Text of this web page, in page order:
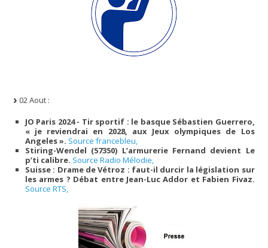
02 Aout :
JO Paris 2024 - Tir sportif : le basque Sébastien Guerrero,
« je reviendrai en 2028, aux Jeux olympiques de Los
Angeles ». Source francebleu,
Stiring-Wendel (57350) L’armurerie Fernand devient Le
p’ti calibre. Source Radio Mélodie,
Suisse : Drame de Vétroz : faut-il durcir la législation sur
les armes ? Débat entre Jean-Luc Addor et Fabien Fivaz.
Source RTS,